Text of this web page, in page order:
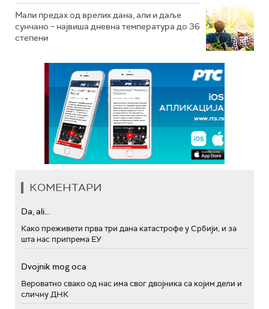
Мали предах од врелих дана, али и даље
сунчано – највиша дневна температура до 36
степени
КОМЕНТАРИ
Da, ali...
Како преживети прва три дана катастрофе у Србији, и за
шта нас припрема ЕУ
Dvojnik mog oca
Вероватно свако од нас има свог двојника са којим дели и
сличну ДНК